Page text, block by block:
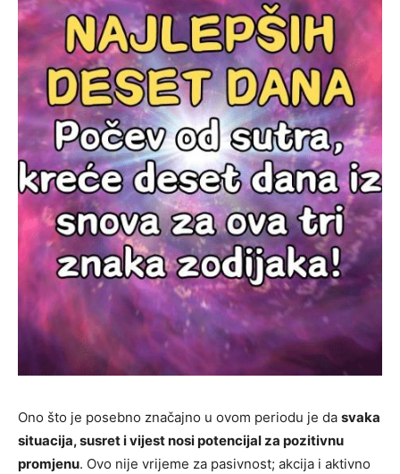
Ono što je posebno značajno u ovom periodu je da svaka
situacija, susret i vijest nosi potencijal za pozitivnu
promjenu. Ovo nije vrijeme za pasivnost; akcija i aktivno